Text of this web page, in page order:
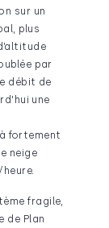
sur un
plus
par
débit de
une
fortement
neige
fragile,
de Plan